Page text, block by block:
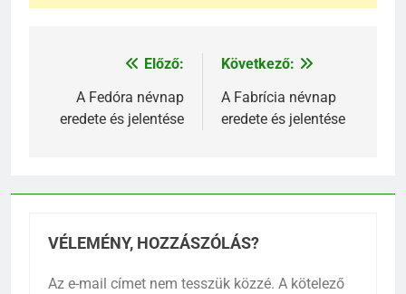
Bejegyzés
navigáció
Előző:
A Fedóra névnap
eredete és jelentése
Következő:
A Fabrícia névnap
eredete és jelentése
VÉLEMÉNY, HOZZÁSZÓLÁS?
Az e-mail címet nem tesszük közzé. A kötelező